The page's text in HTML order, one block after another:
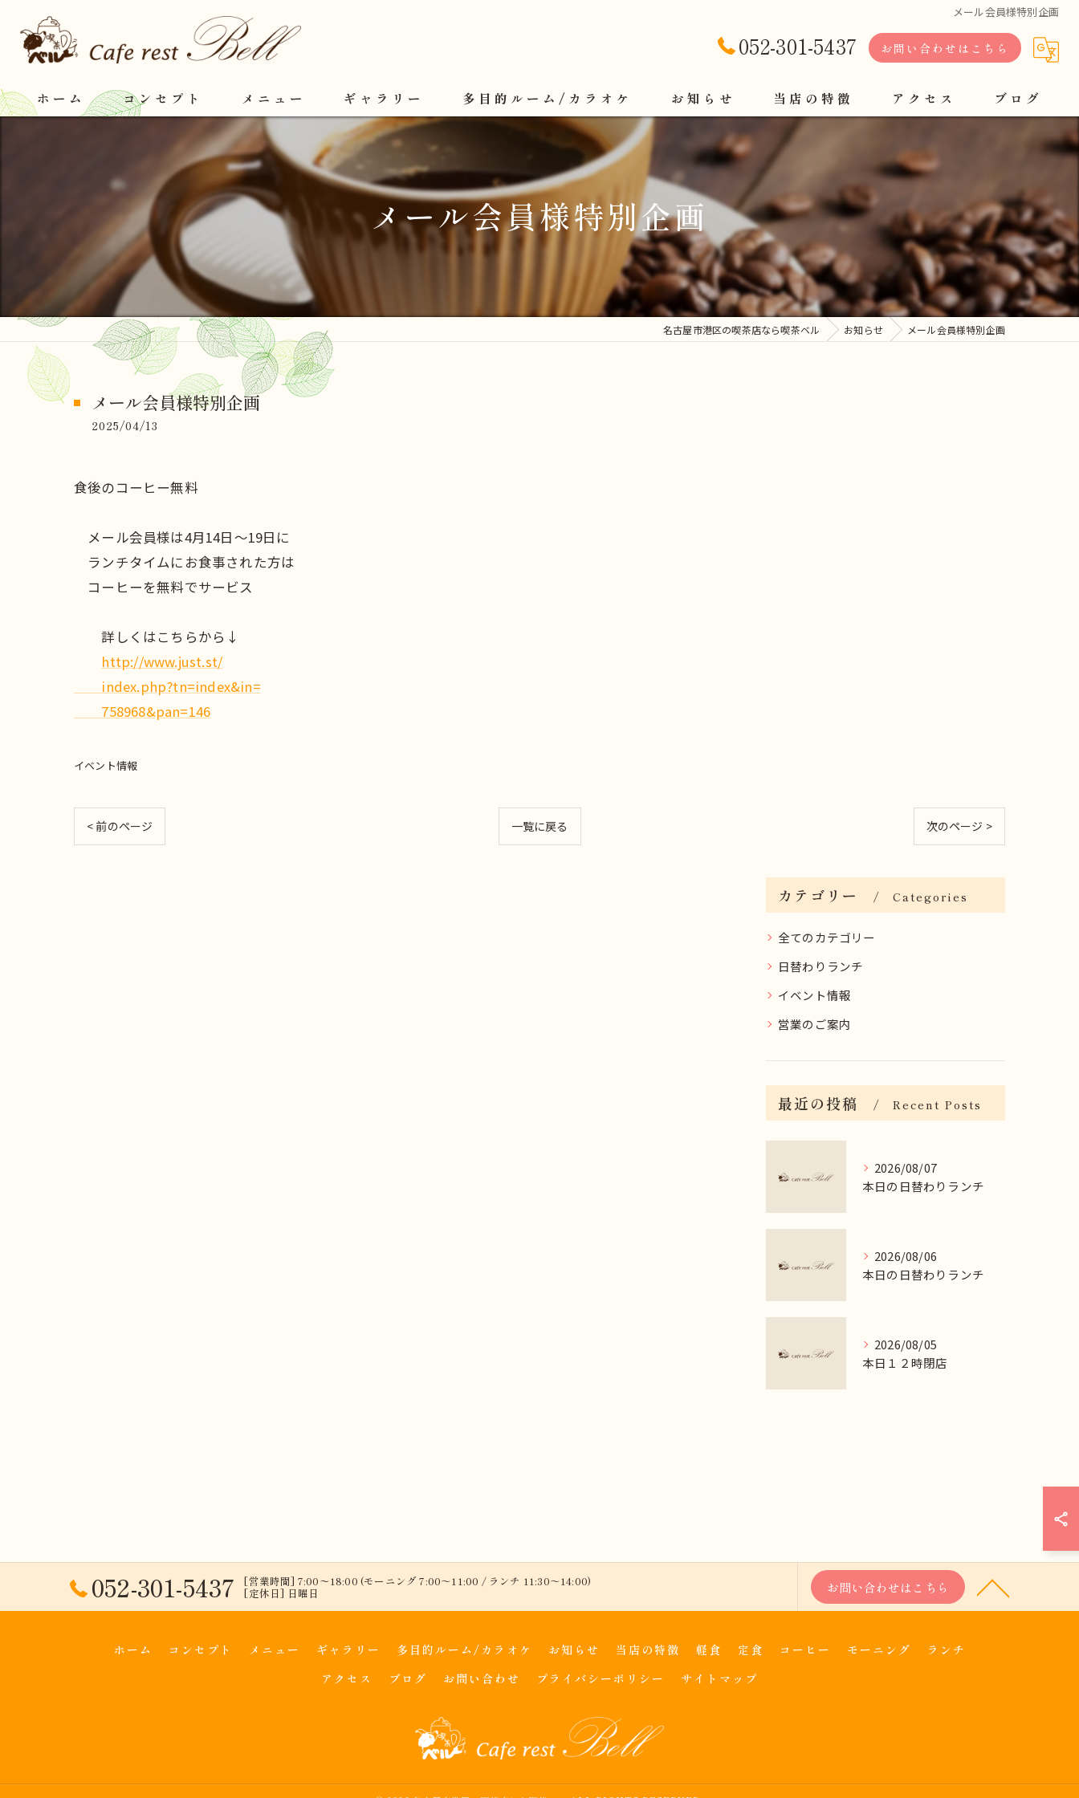
メール会員様特別企画
052-301-5437 お問い合わせはこちら
ホーム コンセプト メニュー ギャラリー 多目的ルーム/カラオケ お知らせ 当店の特徴
軽食
コーヒー
モーニング
ランチ
アクセス ブログ
メール会員様特別企画
名古屋市港区の喫茶店なら喫茶ベル お知らせ メール会員様特別企画
メール会員様特別企画
2025/04/13
食後のコーヒー無料
メール会員様は4月14日～19日に
ランチタイムにお食事された方は
コーヒーを無料でサービス
詳しくはこちらから↓
http://www.just.st/
index.php?tn=index&in=
758968&pan=146
イベント情報
< 前のページ 一覧に戻る 次のページ >
カテゴリー Categories
全てのカテゴリー
日替わりランチ
イベント情報
営業のご案内
最近の投稿 Recent Posts
2026/08/07
本日の日替わりランチ
2026/08/06
本日の日替わりランチ
2026/08/05
本日１２時閉店
052-301-5437 [営業時間] 7:00〜18:00 (モーニング 7:00～11:00 / ランチ 11:30～14:00)
[定休日] 日曜日 お問い合わせはこちら
ホーム コンセプト メニュー ギャラリー 多目的ルーム/カラオケ お知らせ 当店の特徴 軽食 定食 コーヒー モーニング
ランチ
アクセス
ブログ お問い合わせ プライバシーポリシー サイトマップ